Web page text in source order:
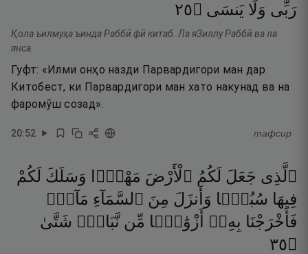
رَبِّى وَلَا يَنسَى ۝٥٢
Қола ъилмуҳа ъинда Раббӣ фӣ китаб. Ла яЗиллу Раббӣ ва ла
янса.
Гуфт: «Илми онҳо назди Парвардигори ман дар
Китобест, ки Парвардигори ман хато накунад ва на
фаромӯш созад».
20:52 тафсир
ٱلَّذِى جَعَلَ لَكُمُ ٱلْأَرْضَ مَهْدًۭا وَسَلَكَ لَكُمْ
فِيهَا سُبُلًۭا وَأَنزَلَ مِنَ ٱلسَّمَآءِ مَآءًۭ
فَأَخْرَجْنَا بِهِۦٓ أَزْوَٰجًۭا مِّن نَّبَاتٍۢ شَتَّىٰ
۝٥٣